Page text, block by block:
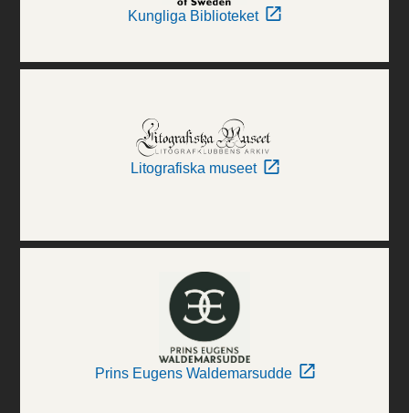
Kungliga Biblioteket
Litografiska museet
Prins Eugens Waldemarsudde